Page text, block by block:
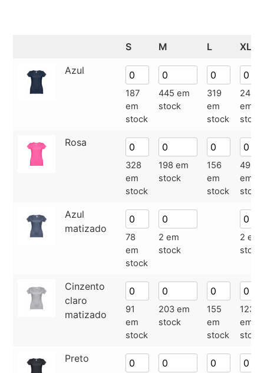
S M L
XL
Azul
187
em
stock
445 em
stock
319
em
stock
240
em
stock
Rosa
328
em
stock
198 em
stock
156
em
stock
494
em
stock
Azul
matizado
78
em
stock
2 em
stock
2 em
stock
Cinzento
claro
matizado
91
em
stock
203 em
stock
155
em
stock
123
em
stock
Preto